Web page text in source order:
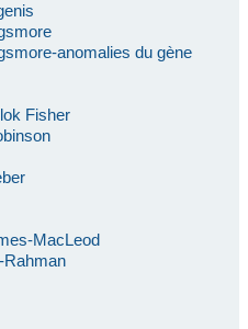
anomalies du gène
Fisher
MacLeod
Rahman